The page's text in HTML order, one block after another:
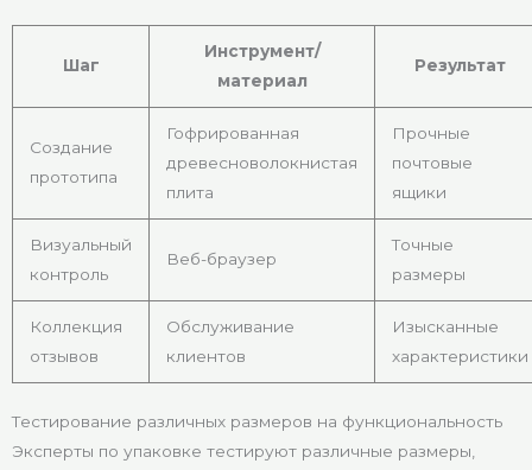
Шаг
Инструмент/
материал
Результат
Создание
прототипа
Гофрированная
древесноволокнистая
плита
Прочные
почтовые
ящики
Визуальный
контроль
Веб-браузер
Точные
размеры
Коллекция
отзывов
Обслуживание
клиентов
Изысканные
характеристики
Тестирование различных размеров на функциональность
Эксперты по упаковке тестируют различные размеры,